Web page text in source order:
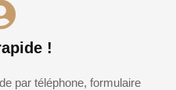
!
par téléphone, formulaire